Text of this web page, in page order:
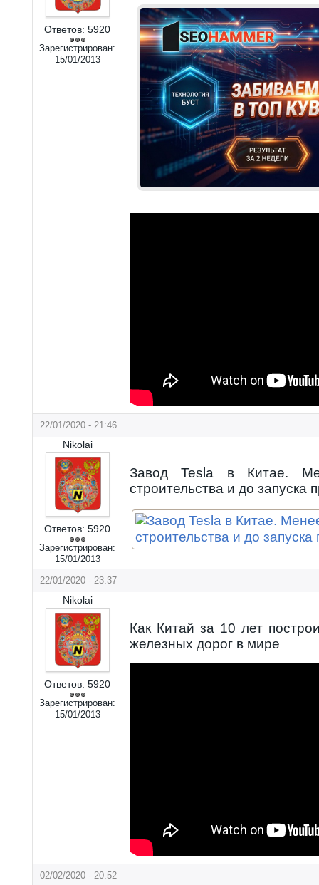
Ответов: 5920
Зарегистрирован:
15/01/2013
22/01/2020 - 21:46
Nikolai
Ответов: 5920
Зарегистрирован:
15/01/2013
Завод Tesla в Китае.
строительства и до запуска
22/01/2020 - 23:37
Nikolai
Ответов: 5920
Зарегистрирован:
15/01/2013
Как Китай за 10 лет
железных дорог в мире
02/02/2020 - 20:52